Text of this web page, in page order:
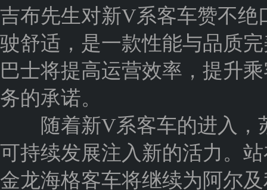
吉布先生对新V系客车赞不
驶舒适，是一款性能与品质
巴士将提高运营效率，提升
务的承诺。
随着新V系客车的进入，
可持续发展注入新的活力。
金龙海格客车将继续为阿尔